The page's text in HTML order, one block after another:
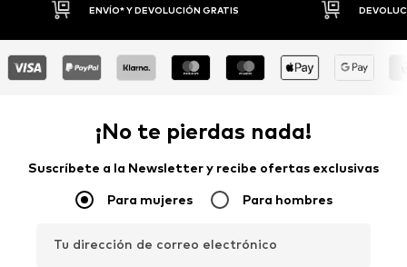
DEVOLUCIONES HASTA 30 DÍAS
¡No te pierdas nada!
Suscríbete a la Newsletter y recibe ofertas exclusivas
Para mujeres Para hombres
Tu dirección de correo electrónico